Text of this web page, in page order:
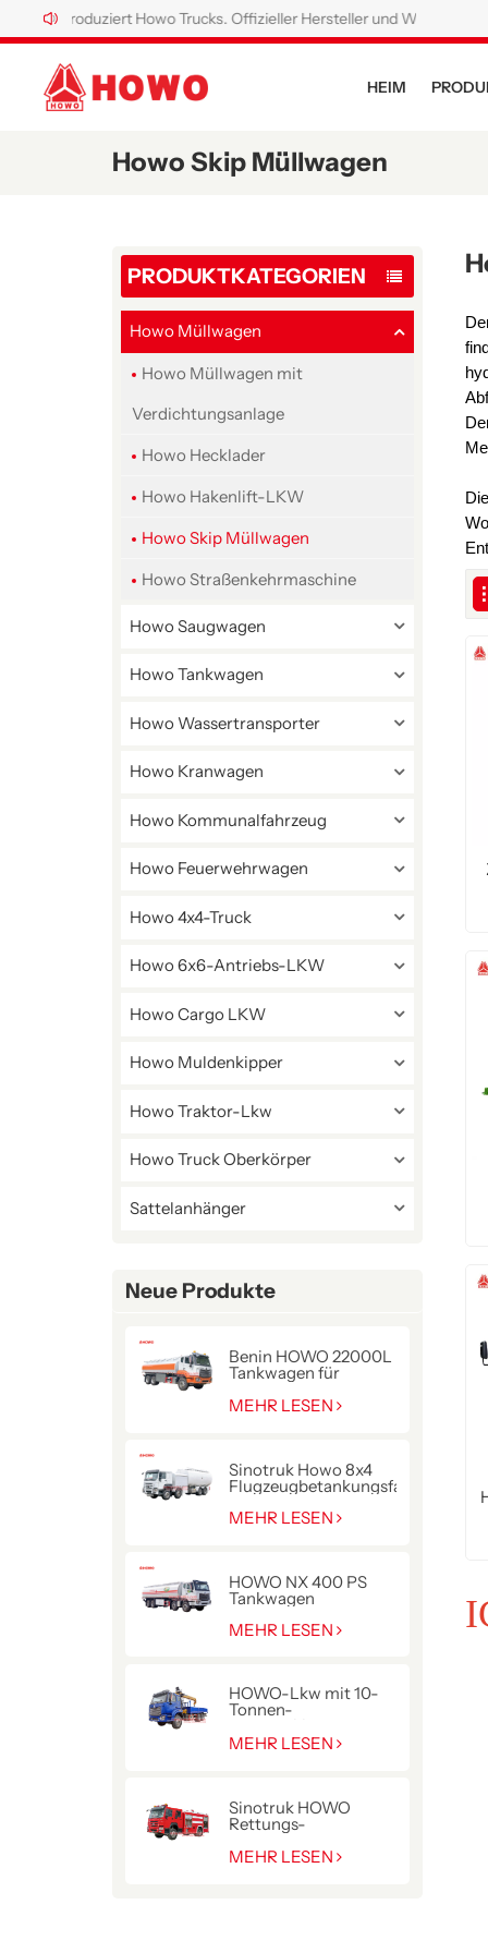
Howo Trucks. Offizieller Hersteller und Werk von Howo
HEIM
Howo Skip Müllwagen
PRODUKTKATEGORIEN
Howo Müllwagen
Howo Müllwagen mit
Verdichtungsanlage
Howo Hecklader
Howo Hakenlift-LKW
Howo Skip Müllwagen
Howo Straßenkehrmaschine
Howo Saugwagen
Howo Tankwagen
Howo Wassertransporter
Howo Kranwagen
Howo Kommunalfahrzeug
Howo Feuerwehrwagen
Howo 4x4-Truck
Howo 6x6-Antriebs-LKW
Howo Cargo LKW
Howo Muldenkipper
Howo Traktor-Lkw
Howo Truck Oberkörper
Sattelanhänger
Neue Produkte
Benin HOWO 22000L
Tankwagen für
Kraftstofflieferung
MEHR LESEN
Sinotruk Howo 8x4
Flugzeugbetankungsfahrzeug
MEHR LESEN
HOWO NX 400 PS
Tankwagen
MEHR LESEN
HOWO-Lkw mit 10-
Tonnen-
MEHR LESEN
Sinotruk HOWO
Rettungs-
Pumpenwagen für die
Polizei
MEHR LESEN